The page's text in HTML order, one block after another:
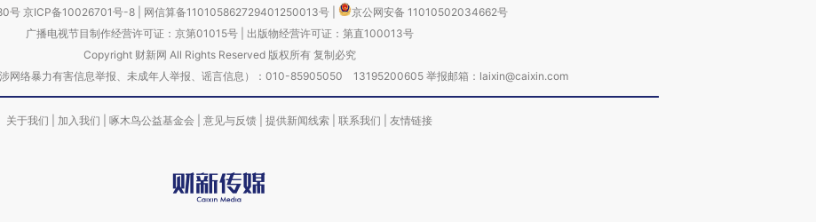
号京ICP备10026701号-8 网信算备110105862729401250013号
京公网安备 11010502034662号
广播电视节目制作经营许可证：京第01015号| 出版物经营许可证：第直100013号
Copyright 财新网 All Rights Reserved 版权所有 复制必究
网络暴力有害信息举报、未成年人举报、谣言信息）：010-85905050 13195200605 举报邮箱：laixin@caixin.com
关于我们 加入我们 啄木鸟公益基金会 意见与反馈 提供新闻线索 联系我们 友情链接